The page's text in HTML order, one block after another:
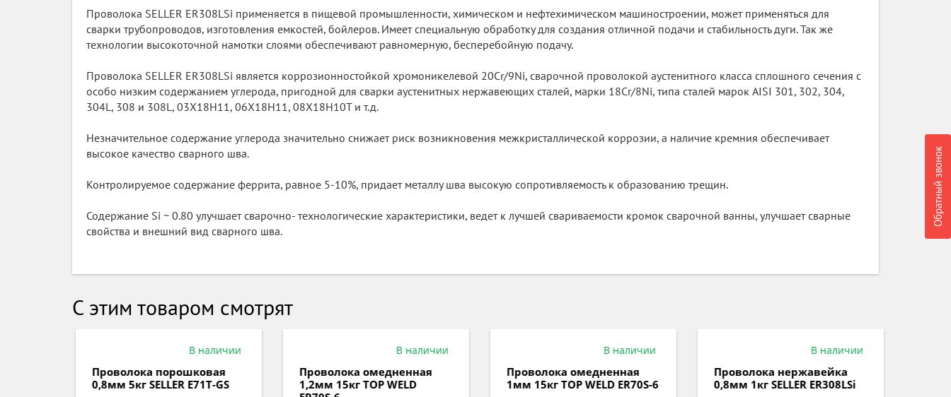
Обратный звонок
Проволока SELLER ER308LSi применяется в пищевой промышленности, химическом и нефтехимическом машиностроении, может применяться для
сварки трубопроводов, изготовления емкостей, бойлеров. Имеет специальную обработку для создания отличной подачи и стабильность дуги. Так же
технологии высокоточной намотки слоями обеспечивают равномерную, бесперебойную подачу.
Проволока SELLER ER308LSi является коррозионностойкой хромоникелевой 20Cr/9Ni, сварочной проволокой аустенитного класса сплошного сечения с
особо низким содержанием углерода, пригодной для сварки аустенитных нержавеющих сталей, марки 18Cr/8Ni, типа сталей марок AISI 301, 302, 304,
304L, 308 и 308L, 03Х18Н11, 06Х18Н11, 08Х18Н10Т и т.д.
Незначительное содержание углерода значительно снижает риск возникновения межкристаллической коррозии, а наличие кремния обеспечивает
высокое качество сварного шва.
Контролируемое содержание феррита, равное 5-10%, придает металлу шва высокую сопротивляемость к образованию трещин.
Содержание Si ~ 0.80 улучшает сварочно- технологические характеристики, ведет к лучшей свариваемости кромок сварочной ванны, улучшает сварные
свойства и внешний вид сварного шва.
С этим товаром смотрят
В наличии
Проволока порошковая
0,8мм 5кг SELLER E71Т-GS
В наличии
Проволока омедненная
1,2мм 15кг TOP WELD
В наличии
Проволока омедненная
1мм 15кг TOP WELD ER70S-6
В наличии
Проволока нержавейка
0,8мм 1кг SELLER ER308LSi